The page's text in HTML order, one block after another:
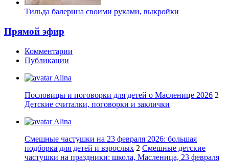
Тильда балерина своими руками, выкройки
Прямой эфир
Комментарии
Публикации
Alina
Пословицы и поговорки для детей о Масленице 2026 2
Детские считалки, поговорки и заклички
Alina
Смешные частушки на 23 февраля 2026: большая
подборка для детей и взрослых 2 Смешные детские
частушки на праздники: школа, Масленица, 23 февраля